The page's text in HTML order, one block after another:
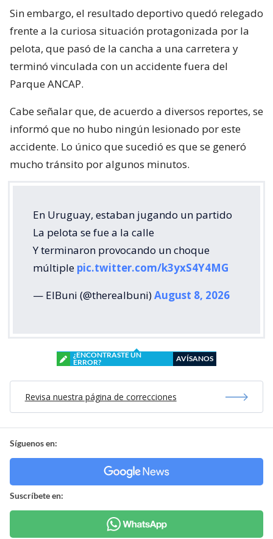
Sin embargo, el resultado deportivo quedó relegado
frente a la curiosa situación protagonizada por la
pelota, que pasó de la cancha a una carretera y
terminó vinculada con un accidente fuera del
Parque ANCAP.
Cabe señalar que, de acuerdo a diversos reportes, se
informó que no hubo ningún lesionado por este
accidente. Lo único que sucedió es que se generó
mucho tránsito por algunos minutos.
En Uruguay, estaban jugando un partido
La pelota se fue a la calle
Y terminaron provocando un choque
múltiple pic.twitter.com/k3yxS4Y4MG
— ElBuni (@therealbuni)August 8, 2026
¿ENCONTRASTE UN
ERROR?
AVÍSANOS
Revisa nuestra página de correcciones
Síguenos en:
Suscríbete en: